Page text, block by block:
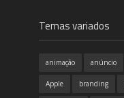
Temas variados
animação anúncio
Apple branding